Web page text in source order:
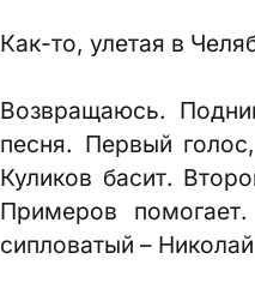
Как-то, улетая в
Возвращаюсь.
песня. Первый
Куликов басит.
Примеров
сипловатый –